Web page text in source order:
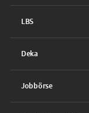
LBS
Deka
Jobbörse